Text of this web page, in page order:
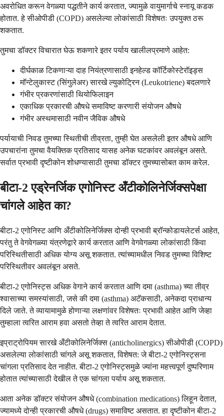
अवरोधित करून वेगळ्या पद्धतीने कार्य करतात, ज्यामुळे वायुमार्गाचे स्नायू कडक
होतात. हे सीओपीडी (COPD) असलेल्या लोकांसाठी विशेषतः उपयुक्त ठरू
शकतात.
तुमचा डॉक्टर विचारात घेऊ शकणारे इतर पर्याय खालीलप्रमाणे आहेत:
दीर्घकाळ टिकणाऱ्या दाह नियंत्रणासाठी इनहेल्ड कॉर्टिकोस्टेरॉइड्स
मॉन्टेलुकास्ट (सिंगुलेअर) सारखे ल्युकोट्रिन (Leukotriene) बदलणारे
गंभीर प्रकरणांसाठी थियोफिलाइन
एकाधिक प्रकारची औषधे समाविष्ट करणारी संयोजन औषधे
गंभीर अस्थमासाठी नवीन जैविक औषधे
पर्यायाची निवड तुमच्या स्थितीची तीव्रता, तुम्ही घेत असलेली इतर औषधे आणि
उपचारांना तुमचा वैयक्तिक प्रतिसाद यासह अनेक घटकांवर अवलंबून असते.
सर्वात प्रभावी दृष्टीकोन शोधण्यासाठी तुमचा डॉक्टर तुमच्यासोबत काम करेल.
बीटा-2 एड्रेनर्जिक एगोनिस्ट अँटीकोलिनेर्जिक्सपेक्षा
चांगले आहेत का?
बीटा-2 एगोनिस्ट आणि अँटीकोलिनेर्जिक्स दोन्ही प्रभावी ब्रॉन्कोडायलेटर्स आहेत,
परंतु ते वेगवेगळ्या यंत्रणेद्वारे कार्य करतात आणि वेगवेगळ्या लोकांसाठी किंवा
परिस्थितीसाठी अधिक योग्य असू शकतात. त्यांच्यामधील निवड तुमच्या विशिष्ट
परिस्थितीवर अवलंबून असते.
बीटा-2 एगोनिस्ट्स अधिक वेगाने कार्य करतात आणि दमा (asthma) च्या तीव्र
श्वासाच्या समस्यांसाठी, जसे की दमा (asthma) अटॅकसाठी, अनेकदा प्राधान्य
दिले जाते. ते व्यायामामुळे होणाऱ्या लक्षणांवर विशेषतः प्रभावी आहेत आणि जेव्हा
तुम्हाला त्वरित आराम हवा असतो तेव्हा ते त्वरित आराम देतात.
इप्राट्रोपियम सारखे अँटीकोलिनेर्जिक्स (anticholinergics) सीओपीडी (COPD)
असलेल्या लोकांसाठी चांगले असू शकतात, विशेषत: जे बीटा-2 एगोनिस्ट्सना
चांगला प्रतिसाद देत नाहीत. बीटा-2 एगोनिस्ट्समुळे ज्यांना महत्त्वपूर्ण दुष्परिणाम
होतात त्यांच्यासाठी देखील ते एक चांगला पर्याय असू शकतात.
आता अनेक डॉक्टर संयोजन औषधे (combination medications) लिहून देतात,
ज्यामध्ये दोन्ही प्रकारची औषधे (drugs) समाविष्ट असतात. हा दृष्टीकोन बीटा-2